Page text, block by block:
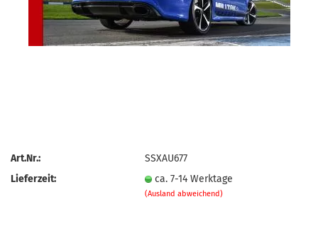
Art.Nr.:
SSXAU677
Lieferzeit:
ca. 7-14 Werktage
(Ausland abweichend)